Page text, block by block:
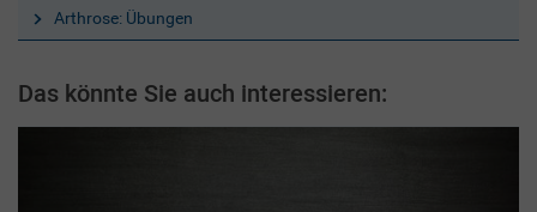
Arthrose: Übungen
Das könnte Sie auch interessieren: